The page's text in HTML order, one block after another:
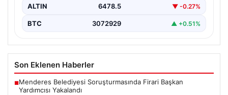
ALTIN 6478.5 ▼ -0.27%
BTC 3072929 ▲ +0.51%
Son Eklenen Haberler
■Menderes Belediyesi Soruşturmasında Firari Başkan
Yardımcısı Yakalandı